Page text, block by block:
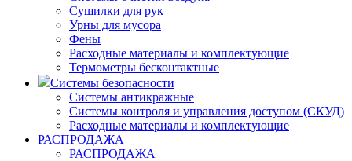
Сушилки для рук
Урны для мусора
Фены
Расходные материалы и комплектующие
Термометры бесконтактные
Системы безопасности
Системы антикражные
Системы контроля и управления доступом (СКУД)
Расходные материалы и комплектующие
РАСПРОДАЖА
РАСПРОДАЖА